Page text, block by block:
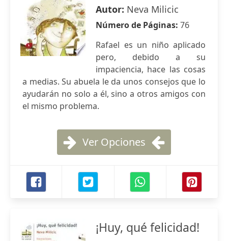
Autor: Neva Milicic
Número de Páginas: 76
Rafael es un niño aplicado
pero, debido a su
impaciencia, hace las cosas
a medias. Su abuela le da unos consejos que lo
ayudarán no solo a él, sino a otros amigos con
el mismo problema.
Ver Opciones
¡Huy, qué felicidad!